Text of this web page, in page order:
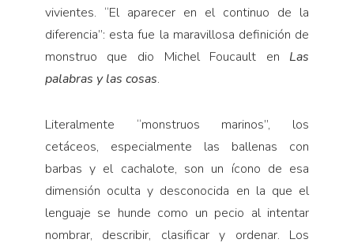
Personajes secundarios
Política
Turismo accidental
Vidas paralelas
Voces y lecturas
vivientes. “El aparecer en el continuo de la
diferencia”: esta fue la maravillosa definición de
monstruo que dio Michel Foucault en Las
palabras y las cosas.
Literalmente “monstruos marinos”, los
cetáceos, especialmente las ballenas con
barbas y el cachalote, son un ícono de esa
dimensión oculta y desconocida en la que el
lenguaje se hunde como un pecio al intentar
nombrar, describir, clasificar y ordenar. Los